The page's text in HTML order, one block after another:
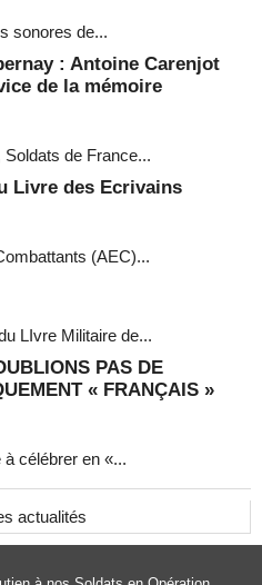
sonores de...
: Antoine Carenjot
de la mémoire
Soldats de France...
Livre des Ecrivains
(AEC)...
LIvre Militaire de...
PAS DE
« FRANÇAIS »
à célébrer en «...
actualités